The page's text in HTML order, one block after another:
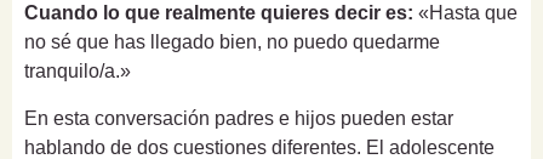
Cuando lo que realmente quieres decir es: «Hasta que
no sé que has llegado bien, no puedo quedarme
tranquilo/a.»
En esta conversación padres e hijos pueden estar
hablando de dos cuestiones diferentes. El adolescente